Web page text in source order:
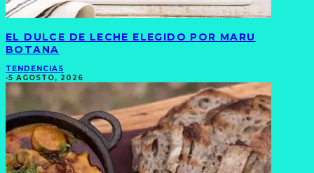
EL DULCE DE LECHE ELEGIDO POR MARU
BOTANA
TENDENCIAS
·5 AGOSTO, 2026